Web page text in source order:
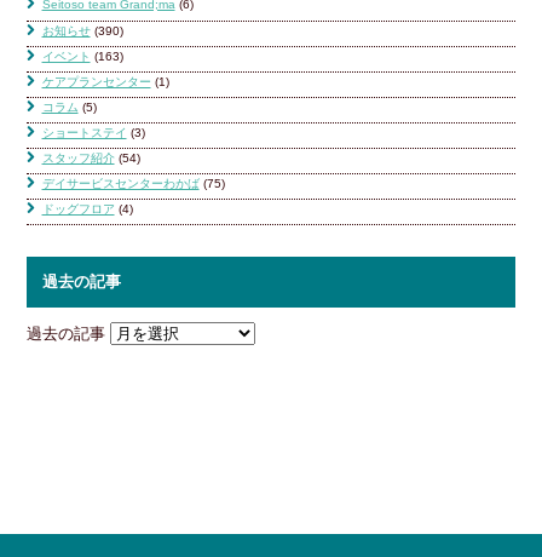
Seitoso team Grand;ma(6)
お知らせ(390)
イベント (163)
ケアプランセンター (1)
コラム (5)
ショートステイ (3)
スタッフ紹介(54)
デイサービスセンターわかば(75)
ドッグフロア (4)
過去の記事
過去の記事